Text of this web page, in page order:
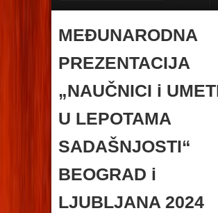
MEĐUNARODNA
PREZENTACIJA
„NAUČNICI i
U LEPOTAMA
SADAŠNJOSTI“
BEOGRAD i
LJUBLJANA 2024